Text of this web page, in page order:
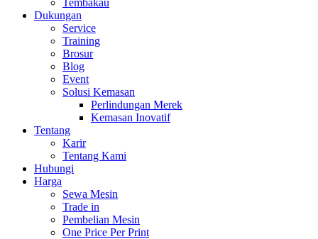
Tembakau
Dukungan
Service
Training
Brosur
Blog
Event
Solusi Kemasan
Perlindungan Merek
Kemasan Inovatif
Tentang
Karir
Tentang Kami
Hubungi
Harga
Sewa Mesin
Trade in
Pembelian Mesin
One Price Per Print